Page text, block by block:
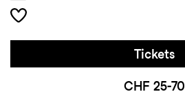
Tickets
CHF 25-70